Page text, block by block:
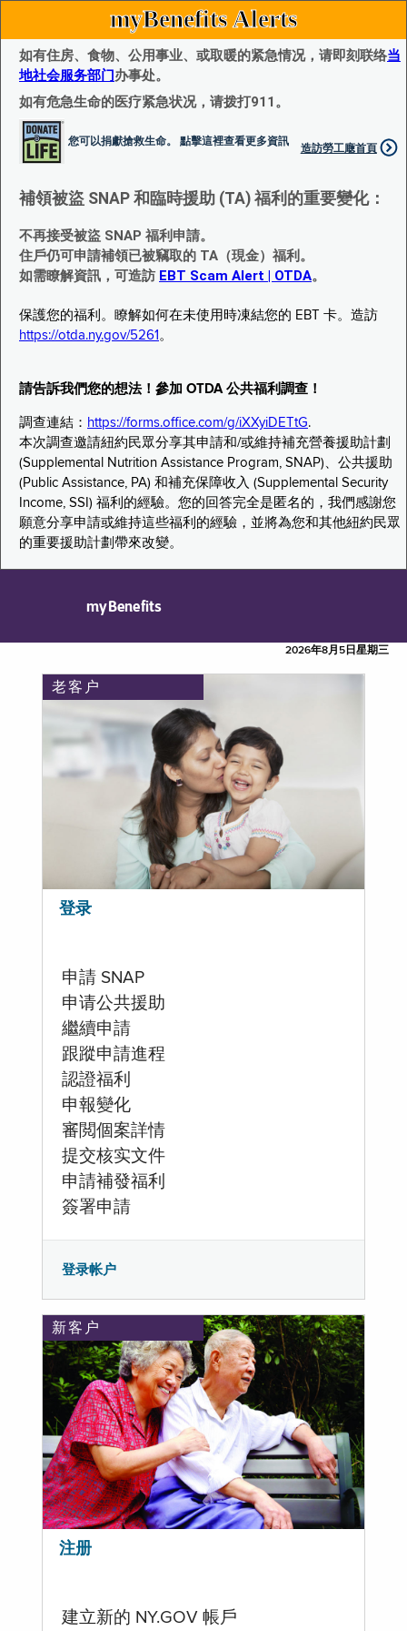
myBenefits Alerts
如有住房、食物、公用事业、或取暖的紧急情况，请即刻联络当
地社会服务部门办事处。
如有危急生命的医疗紧急状况，请拨打911。
您可以捐獻搶救生命。 點擊這裡查看更多資訊
造訪勞工廰首頁
補領被盜 SNAP 和臨時援助 (TA) 福利的重要變化：
不再接受被盜 SNAP 福利申請。
住戶仍可申請補領已被竊取的 TA（現金）福利。
如需瞭解資訊，可造訪 EBT Scam Alert | OTDA。
保護您的福利。瞭解如何在未使用時凍結您的 EBT 卡。造訪
https://otda.ny.gov/5261 。
請告訴我們您的想法！參加 OTDA 公共福利調查！
調查連結： https://forms.office.com/g/iXXyiDETtG.
本次調查邀請紐約民眾分享其申請和/或維持補充營養援助計劃
(Supplemental Nutrition Assistance Program, SNAP)、公共援助
(Public Assistance, PA) 和補充保障收入 (Supplemental Security
Income, SSI) 福利的經驗。您的回答完全是匿名的，我們感謝您
願意分享申請或維持這些福利的經驗，並將為您和其他紐約民眾
的重要援助計劃帶來改變。
myBenefits
2026年8月5日星期三
老客户
登录
申請 SNAP
申请公共援助
繼續申請
跟蹤申請進程
認證福利
申報變化
審閲個案詳情
提交核实文件
申請補發福利
簽署申請
登录帐户
新客户
注册
建立新的 NY.GOV 帳戶